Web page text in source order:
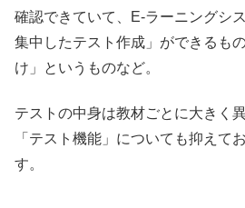
確認できていて、E-ラーニングシ
集中したテスト作成」ができるも
け」というものなど。
テストの中身は教材ごとに大きく
「テスト機能」についても抑えて
す。